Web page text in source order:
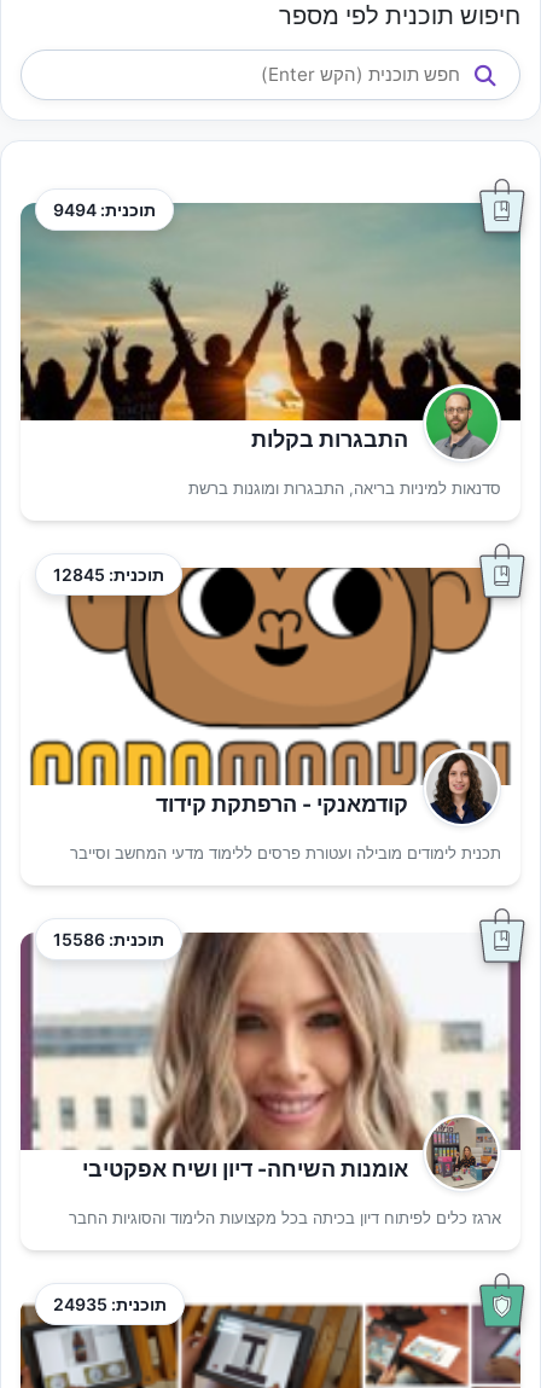
חיפוש תוכנית לפי מספר
תוכנית: 9494
התבגרות בקלות
סדנאות למיניות בריאה, התבגרות ומוגנות ברשת
תוכנית: 12845
קודמאנקי - הרפתקת קידוד
תכנית לימודים מובילה ועטורת פרסים ללימוד מדעי המחשב וסייבר
תוכנית: 15586
אומנות השיחה- דיון ושיח אפקטיבי
ארגז כלים לפיתוח דיון בכיתה בכל מקצועות הלימוד והסוגיות החבר
תוכנית: 24935